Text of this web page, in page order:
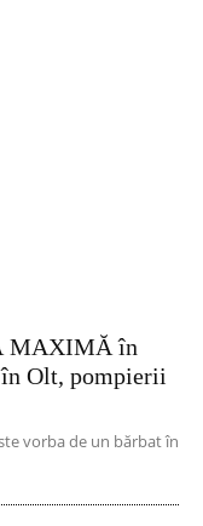
MAXIMĂ în
Olt, pompierii
vorba de un bărbat în